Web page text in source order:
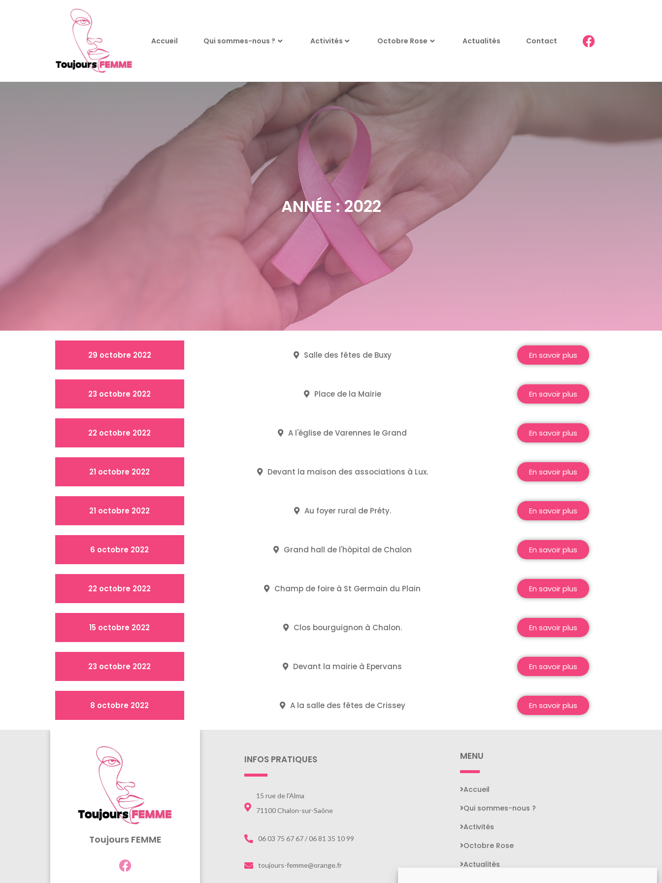
Accueil Qui sommes-nous ? Activités Octobre Rose Actualités Contact
ANNÉE : 2022
29 octobre 2022 Salle des fêtes de Buxy En savoir plus
23 octobre 2022 Place de la Mairie En savoir plus
22 octobre 2022 A l'église de Varennes le Grand En savoir plus
21 octobre 2022 Devant la maison des associations à Lux. En savoir plus
21 octobre 2022 Au foyer rural de Préty. En savoir plus
6 octobre 2022 Grand hall de l'hôpital de Chalon En savoir plus
22 octobre 2022 Champ de foire à St Germain du Plain En savoir plus
15 octobre 2022 Clos bourguignon à Chalon. En savoir plus
23 octobre 2022 Devant la mairie à Epervans En savoir plus
8 octobre 2022 A la salle des fêtes de Crissey En savoir plus
Toujours FEMME
INFOS PRATIQUES
15 rue de l'Alma
71100 Chalon-sur-Saône
06 03 75 67 67 / 06 81 35 10 99
toujours-femme@orange.fr
MENU
Accueil
Qui sommes-nous ?
Activités
Octobre Rose
Actualités